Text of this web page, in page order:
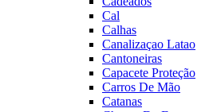
Cal
Calhas
Canalizaçao Latao
Cantoneiras
Capacete Proteção
Carros De Mão
Catanas